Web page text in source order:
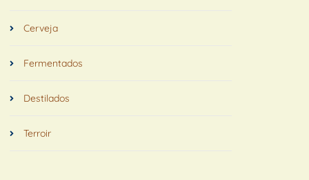
Cerveja
Fermentados
Destilados
Terroir